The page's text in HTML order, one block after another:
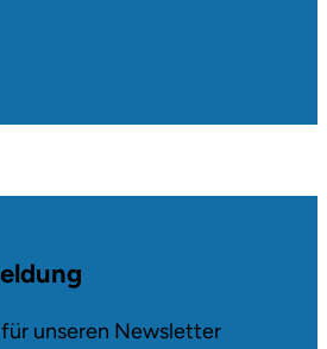
unseren Newsletter